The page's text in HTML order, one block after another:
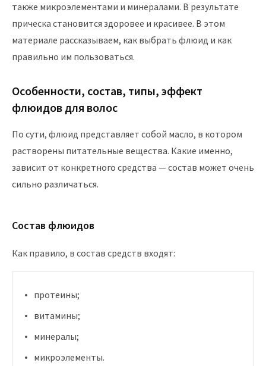
также микроэлементами и минералами. В результате
прическа становится здоровее и красивее. В этом
материале рассказываем, как выбрать флюид и как
правильно им пользоваться.
Особенности, состав, типы, эффект
флюидов для волос
По сути, флюид представляет собой масло, в котором
растворены питательные вещества. Какие именно,
зависит от конкретного средства — состав может очень
сильно различаться.
Состав флюидов
Как правило, в состав средств входят:
протеины;
витамины;
минералы;
микроэлементы.